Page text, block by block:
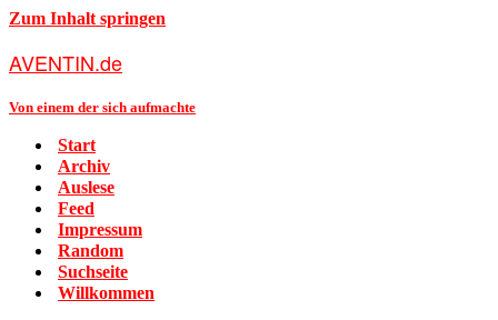
Zum Inhalt springen
AVENTIN.de
Von einem der sich aufmachte
Start
Archiv
Auslese
Feed
Impressum
Random
Suchseite
Willkommen